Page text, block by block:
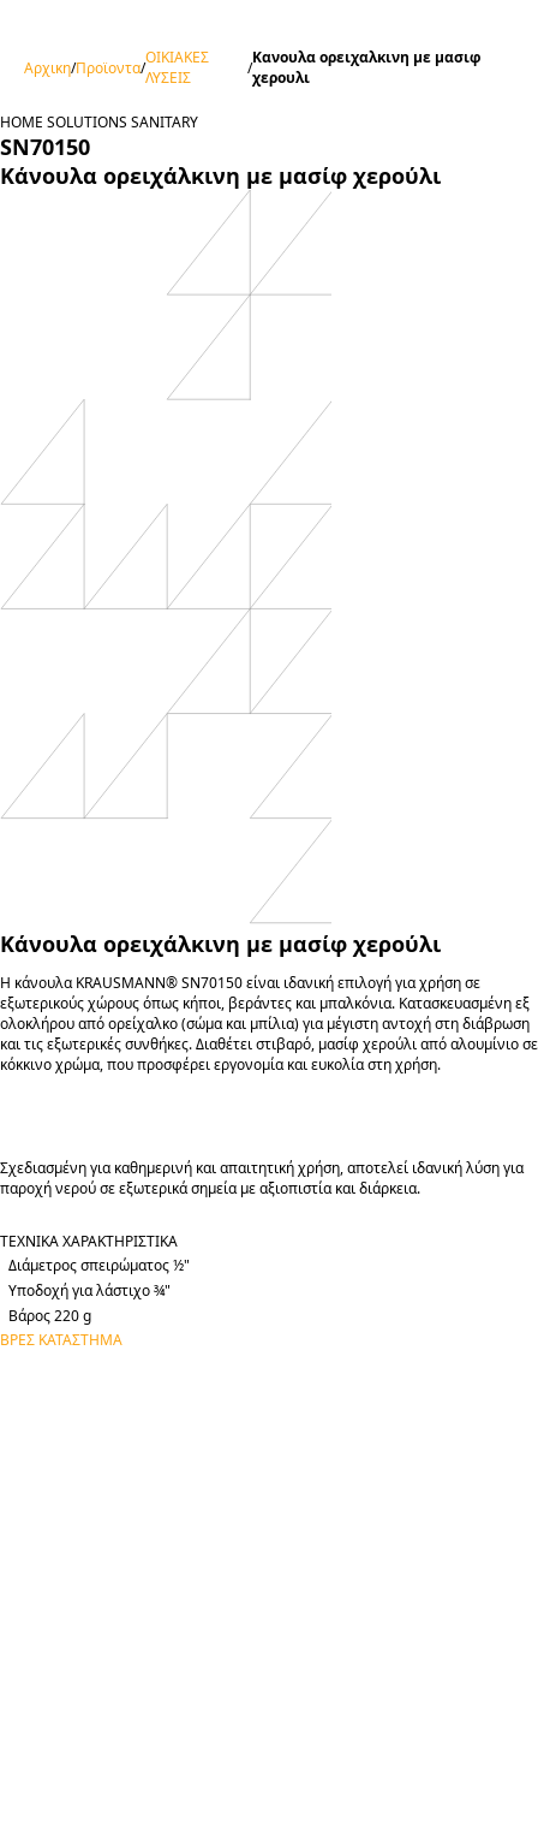
Αρχικη/Προϊοντα/ΟΙΚΙΑΚΕΣ
ΛΥΣΕΙΣ
/Κανουλα ορειχαλκινη με μασιφ
χερουλι
HOME SOLUTIONS SANITARY
SN70150
Κάνουλα ορειχάλκινη με μασίφ χερούλι
Κάνουλα ορειχάλκινη με μασίφ χερούλι
Η κάνουλα KRAUSMANN® SN70150 είναι ιδανική επιλογή για χρήση σε
εξωτερικούς χώρους όπως κήποι, βεράντες και μπαλκόνια. Κατασκευασμένη εξ
ολοκλήρου από ορείχαλκο (σώμα και μπίλια) για μέγιστη αντοχή στη διάβρωση
και τις εξωτερικές συνθήκες. Διαθέτει στιβαρό, μασίφ χερούλι από αλουμίνιο σε
κόκκινο χρώμα, που προσφέρει εργονομία και ευκολία στη χρήση.
Σχεδιασμένη για καθημερινή και απαιτητική χρήση, αποτελεί ιδανική λύση για
παροχή νερού σε εξωτερικά σημεία με αξιοπιστία και διάρκεια.
ΤΕΧΝΙΚΑ ΧΑΡΑΚΤΗΡΙΣΤΙΚΑ
Διάμετρος σπειρώματος ½"
Υποδοχή για λάστιχο ¾"
Βάρος 220 g
ΒΡΕΣ ΚΑΤΑΣΤΗΜΑ